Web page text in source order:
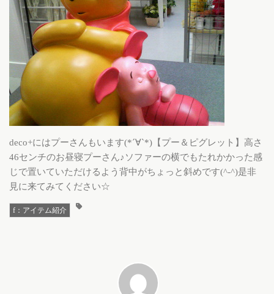
deco+にはプーさんもいます(*´∀`*)【プー＆ピグレット】高さ
46センチのお昼寝プーさん♪ソファーの横でもたれかかった感
じで置いていただけるよう背中がちょっと斜めです(^-^)是非
見に来てみてください☆
f：アイテム紹介